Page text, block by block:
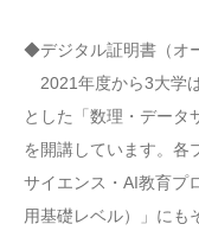
◆デジタル証明書（オ
2021年度から3大学
とした「数理・データ
を開講しています。各
サイエンス・AI教育プ
用基礎レベル）」にも